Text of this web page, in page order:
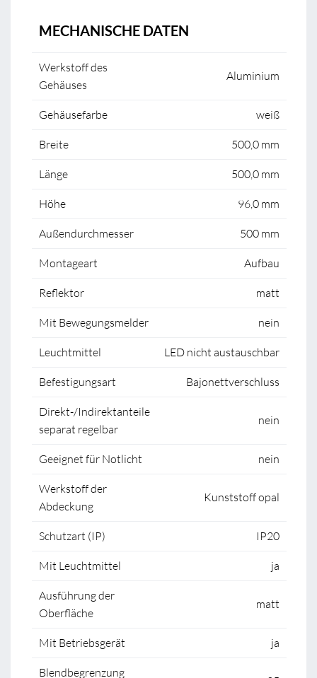
MECHANISCHE DATEN
Werkstoff des
Gehäuses
Aluminium
Gehäusefarbe weiß
Breite 500,0 mm
Länge 500,0 mm
Höhe 96,0 mm
Außendurchmesser 500 mm
Montageart Aufbau
Reflektor matt
Mit Bewegungsmelder nein
Leuchtmittel LED nicht austauschbar
Befestigungsart Bajonettverschluss
Direkt-/Indirektanteile
separat regelbar
nein
Geeignet für Notlicht nein
Werkstoff der
Abdeckung
Kunststoff opal
Schutzart (IP) IP20
Mit Leuchtmittel ja
Ausführung der
Oberfläche
matt
Mit Betriebsgerät ja
Blendbegrenzung